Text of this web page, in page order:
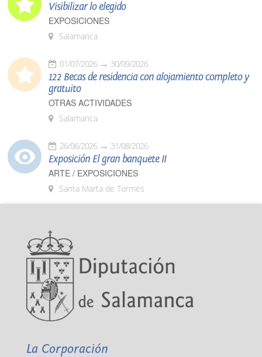
Visibilizar lo elegido
EXPOSICIONES
Salamanca
01/07/2026 30/09/2026
122 Becas de residencia con alojamiento completo y
gratuito
OTRAS ACTIVIDADES
Salamanca
26/06/2026 31/08/2026
Exposición El gran banquete II
ARTE / EXPOSICIONES
Santa Marta de Tormes
La Corporación